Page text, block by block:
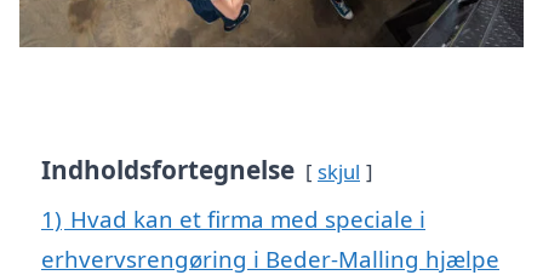
Indholdsfortegnelse skjul
1) Hvad kan et firma med speciale i
erhvervsrengøring i Beder-Malling hjælpe